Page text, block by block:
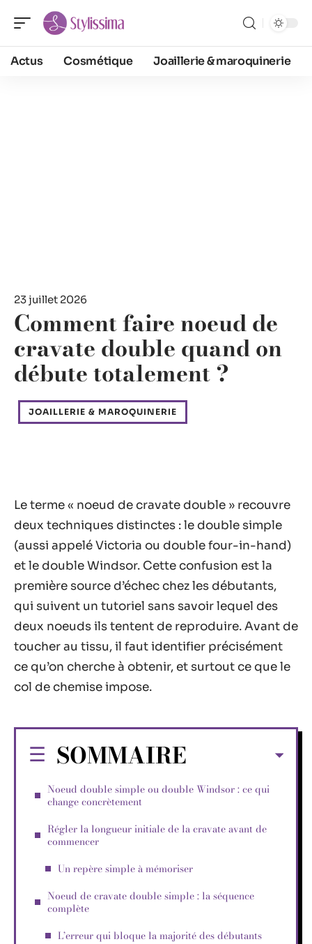
Actus Cosmétique Joaillerie & maroquinerie
23 juillet 2026
Comment faire noeud de
cravate double quand on
débute totalement ?
JOAILLERIE & MAROQUINERIE
Le terme « noeud de cravate double » recouvre
deux techniques distinctes : le double simple
(aussi appelé Victoria ou double four-in-hand)
et le double Windsor. Cette confusion est la
première source d’échec chez les débutants,
qui suivent un tutoriel sans savoir lequel des
deux noeuds ils tentent de reproduire. Avant de
toucher au tissu, il faut identifier précisément
ce qu’on cherche à obtenir, et surtout ce que le
col de chemise impose.
SOMMAIRE
Noeud double simple ou double Windsor : ce qui
change concrètement
Régler la longueur initiale de la cravate avant de
commencer
Un repère simple à mémoriser
Noeud de cravate double simple : la séquence
complète
L’erreur qui bloque la majorité des débutants